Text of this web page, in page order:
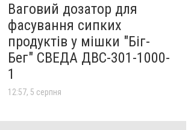
Ваговий дозатор для
фасування сипких
продуктів у мішки "Біг-
Бег" СВЕДА ДВС-301-1000-
1
12:57, 5 серпня